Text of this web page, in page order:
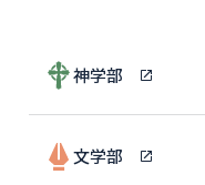
神学部
文学部